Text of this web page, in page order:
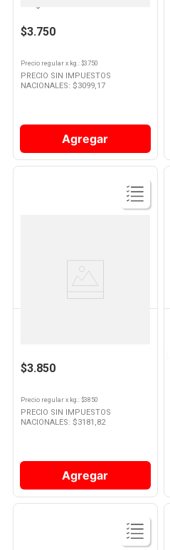
$3.750
Precio regular x kg. : $3750
PRECIO SIN IMPUESTOS
NACIONALES: $3099,17
Agregar
Producto
$3.850
Precio regular x kg.: $3850
PRECIO SIN IMPUESTOS
NACIONALES: $3181,82
Agregar